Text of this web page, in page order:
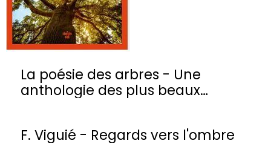
La poésie des arbres - Une
anthologie des plus beaux
F. Viguié - Regards vers l'ombre